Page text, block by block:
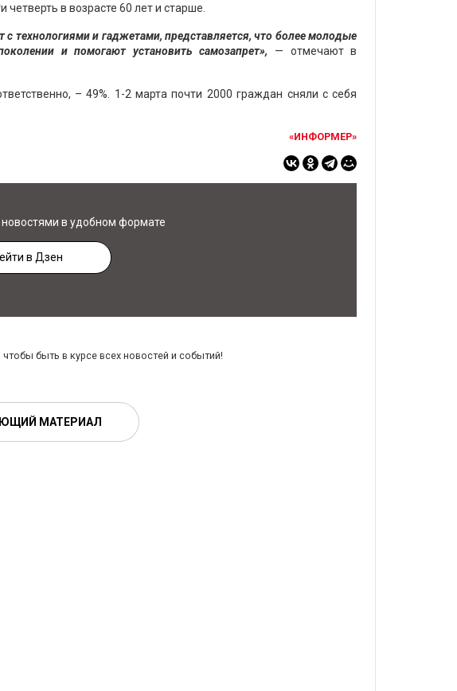
в возрасте 60 лет и старше.
технологиями и гаджетами, представляется, что более молодые
и помогают установить самозапрет», — отмечают в
– 49%. 1-2 марта почти 2000 граждан сняли с себя
«ИНФОРМЕР»
в удобном формате
в Дзен
чтобы быть в курсе всех новостей и событий!
МАТЕРИАЛ